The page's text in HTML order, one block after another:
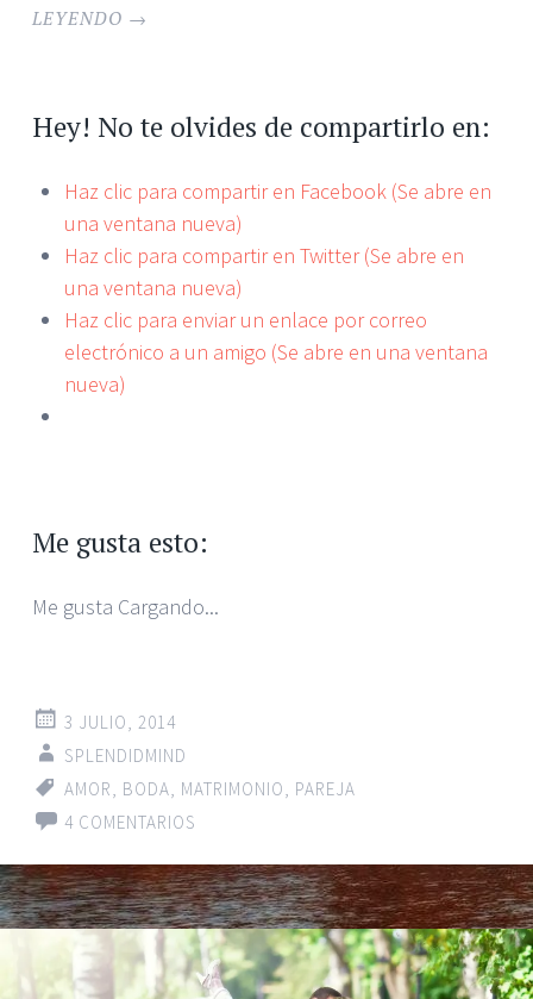
LEYENDO →
Hey! No te olvides de compartirlo en:
Haz clic para compartir en Facebook (Se abre en
una ventana nueva)
Haz clic para compartir en Twitter (Se abre en
una ventana nueva)
Haz clic para enviar un enlace por correo
electrónico a un amigo (Se abre en una ventana
nueva)
Me gusta esto:
Me gusta Cargando...
3 JULIO, 2014
SPLENDIDMIND
AMOR
BODA MATRIMONIO
PAREJA
4 COMENTARIOS